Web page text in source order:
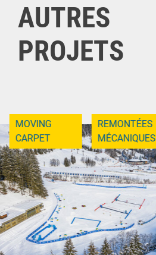
AUTRES
PROJETS
MOVING
CARPET
REMONTÉES
MÉCANIQUES